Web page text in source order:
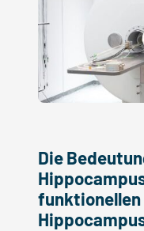
Die
funktionellen